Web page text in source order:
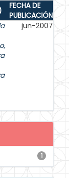
FECHA DE
PUBLICACIÓN
jun-2007
1